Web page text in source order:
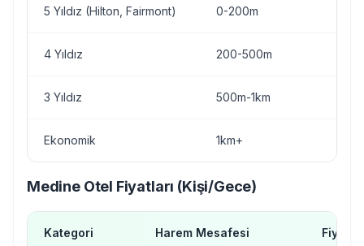
5 Yıldız (Hilton, Fairmont) 0-200m
4 Yıldız 200-500m
3 Yıldız 500m-1km
Ekonomik 1km+
Medine Otel Fiyatları (Kişi/Gece)
Kategori Harem Mesafesi Fiyat